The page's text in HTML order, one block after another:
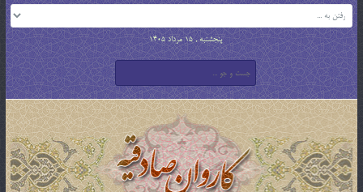
پنجشنبه , 15 مرداد 1405